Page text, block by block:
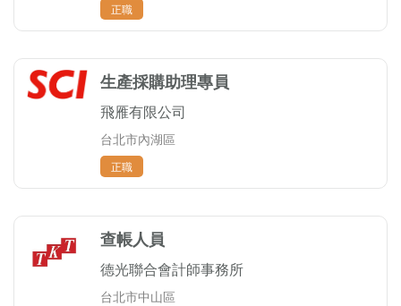
正職
生產採購助理專員
飛雁有限公司
台北市內湖區
正職
查帳人員
德光聯合會計師事務所
台北市中山區